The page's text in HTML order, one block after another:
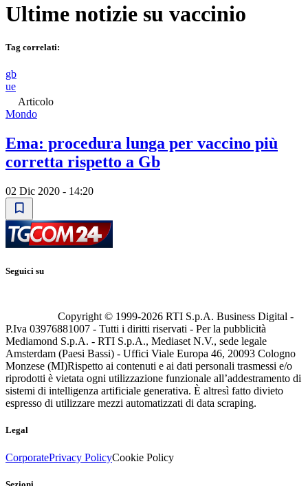
Ultime notizie su vaccinio
Tag correlati:
gb
ue
Articolo
Mondo
Ema: procedura lunga per vaccino più
corretta rispetto a Gb
02 Dic 2020 - 14:20
Seguici su
Copyright © 1999-2026 RTI S.p.A. Business Digital -
P.Iva 03976881007 - Tutti i diritti riservati - Per la pubblicità
Mediamond S.p.A. - RTI S.p.A., Mediaset N.V., sede legale
Amsterdam (Paesi Bassi) - Uffici Viale Europa 46, 20093 Cologno
Monzese (MI)Rispetto ai contenuti e ai dati personali trasmessi e/o
riprodotti è vietata ogni utilizzazione funzionale all’addestramento di
sistemi di intelligenza artificiale generativa. È altresì fatto divieto
espresso di utilizzare mezzi automatizzati di data scraping.
Legal
CorporatePrivacy PolicyCookie Policy